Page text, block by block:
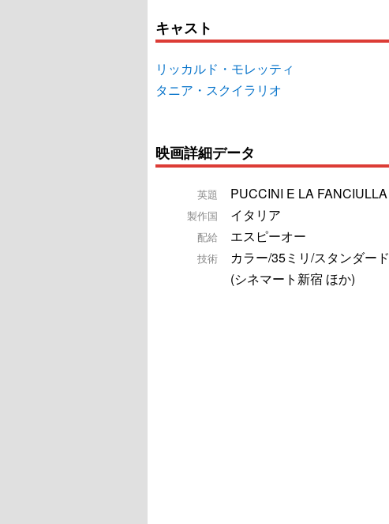
キャスト
リッカルド・モレッティ
タニア・スクイラリオ
映画詳細データ
英題 PUCCINI E LA FANCIULLA
製作国 イタリア
配給 エスピーオー
技術
カラー/35ミリ/スタンダード
(シネマート新宿 ほか)